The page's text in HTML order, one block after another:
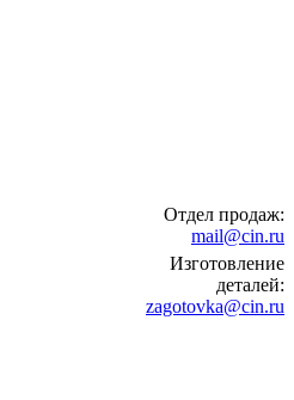
Отдел продаж:
mail@cin.ru
Изготовление
деталей:
zagotovka@cin.ru